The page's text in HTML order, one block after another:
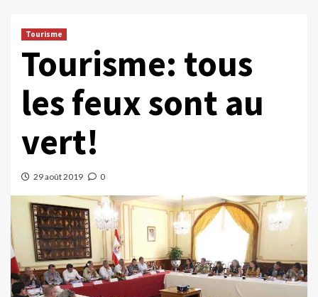
Tourisme
Tourisme: tous
les feux sont au
vert!
29 août 2019 0